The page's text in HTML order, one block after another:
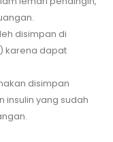
disimpan di
karena dapat
disimpan
insulin yang sudah